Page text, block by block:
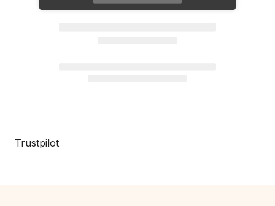
Trustpilot